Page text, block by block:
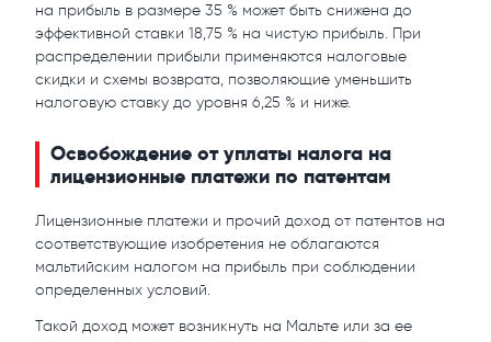
на прибыль в размере 35 % может быть снижена до
эффективной ставки 18,75 % на чистую прибыль. При
распределении прибыли применяются налоговые
скидки и схемы возврата, позволяющие уменьшить
налоговую ставку до уровня 6,25 % и ниже.
Освобождение от уплаты налога на
лицензионные платежи по патентам
Лицензионные платежи и прочий доход от патентов на
соответствующие изобретения не облагаются
мальтийским налогом на прибыль при соблюдении
определенных условий.
Такой доход может возникнуть на Мальте или за ее